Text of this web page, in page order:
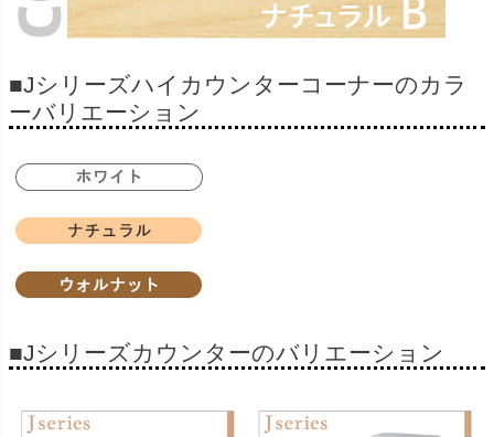
■Jシリーズハイカウンターコーナーのカラ
ーバリエーション
■Jシリーズカウンターのバリエーション